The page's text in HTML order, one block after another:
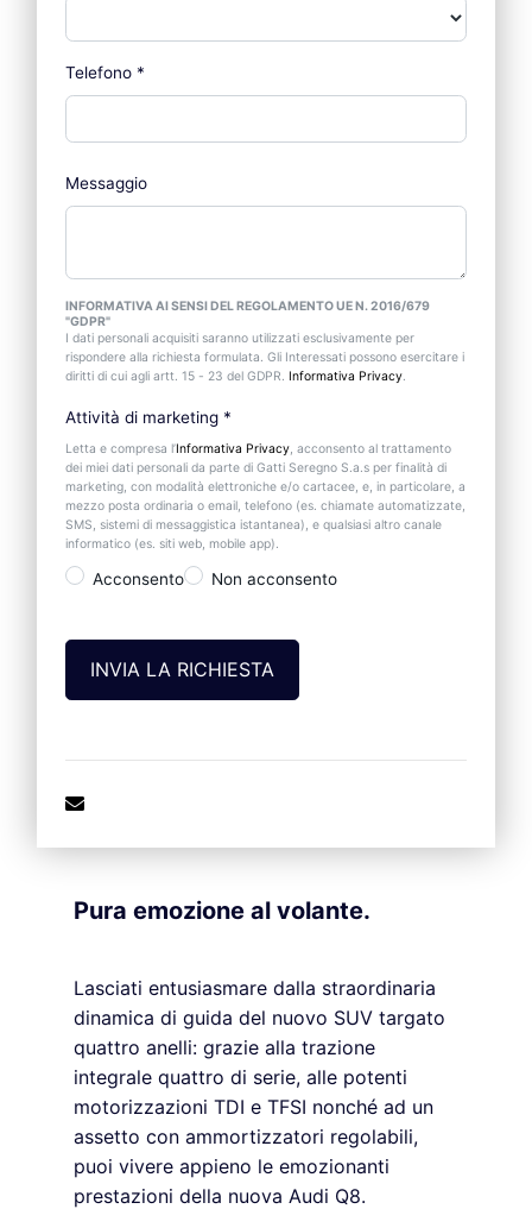
Telefono *
Messaggio
INFORMATIVA AI SENSI DEL REGOLAMENTO UE N. 2016/679
"GDPR"
I dati personali acquisiti saranno utilizzati esclusivamente per
rispondere alla richiesta formulata. Gli Interessati possono esercitare i
diritti di cui agli artt. 15 - 23 del GDPR. Informativa Privacy.
Attività di marketing *
Letta e compresa l’Informativa Privacy, acconsento al trattamento
dei miei dati personali da parte di Gatti Seregno S.a.s per finalità di
marketing, con modalità elettroniche e/o cartacee, e, in particolare, a
mezzo posta ordinaria o email, telefono (es. chiamate automatizzate,
SMS, sistemi di messaggistica istantanea), e qualsiasi altro canale
informatico (es. siti web, mobile app).
Acconsento Non acconsento
Pura emozione al volante.
Lasciati entusiasmare dalla straordinaria
dinamica di guida del nuovo SUV targato
quattro anelli: grazie alla trazione
integrale quattro di serie, alle potenti
motorizzazioni TDI e TFSI nonché ad un
assetto con ammortizzatori regolabili,
puoi vivere appieno le emozionanti
prestazioni della nuova Audi Q8.